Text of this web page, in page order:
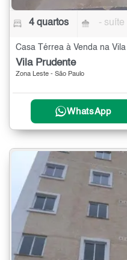
4 quartos - suíte
Casa Térrea à Venda na
Vila Prudente
Zona Leste - São Paulo
WhatsApp